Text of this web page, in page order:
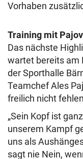
Vorhaben
Training mit
Das nächste
wartet bereits am
der Sporthalle
Teamchef Ales
freilich nicht
„Sein Kopf ist
unserem Kampf
uns als
sagt nie Nein,